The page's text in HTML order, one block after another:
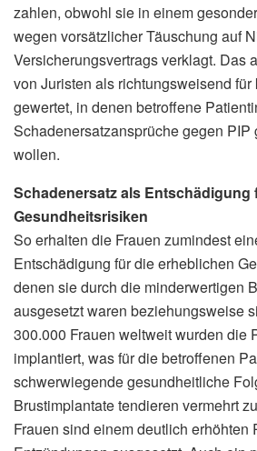
zahlen, obwohl sie in einem
wegen vorsätzlicher Täuschung auf
Versicherungsvertrags verklagt. Das
von Juristen als richtungsweisend für
gewertet, in denen betroffene
Schadenersatzansprüche gegen PIP
wollen.
Schadenersatz als Entschädigung
Gesundheitsrisiken
So erhalten die Frauen zumindest
Entschädigung für die erheblichen
denen sie durch die minderwertigen
ausgesetzt waren beziehungsweise
300.000 Frauen weltweit wurden die
implantiert, was für die betroffenen
schwerwiegende gesundheitliche
Brustimplantate tendieren vermehrt
Frauen sind einem deutlich erhöhten